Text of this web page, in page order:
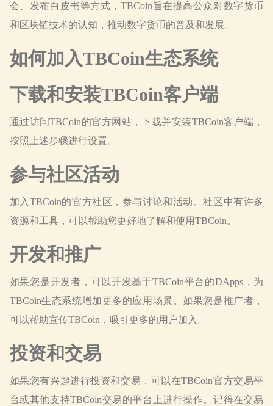
会、发布白皮书等方式，TBCoin旨在提高公众对数字货币
和区块链技术的认知，推动数字货币的普及和发展。
如何加入TBCoin生态系统
下载和安装TBCoin客户端
通过访问TBCoin的官方网站，下载并安装TBCoin客户端，
按照上述步骤进行设置。
参与社区活动
加入TBCoin的官方社区，参与讨论和活动。社区中有许多
资源和工具，可以帮助您更好地了解和使用TBCoin。
开发和推广
如果您是开发者，可以开发基于TBCoin平台的DApps，为
TBCoin生态系统增加更多的应用场景。如果您是推广者，
可以帮助宣传TBCoin，吸引更多的用户加入。
投资和交易
如果您有兴趣进行投资和交易，可以在TBCoin官方交易平
台或其他支持TBCoin交易的平台上进行操作。记得在交易